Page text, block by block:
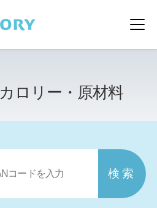
メ
カロリー・原材料